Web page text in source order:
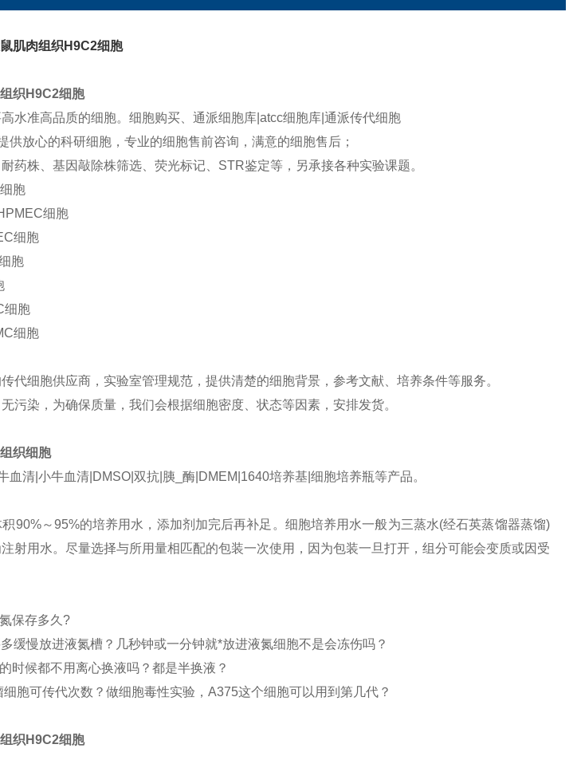
肌肉组织H9C2细胞
织H9C2细胞
水准高品质的细胞。细胞购买、通派细胞库|atcc细胞库|通派传代细胞
供放心的科研细胞，专业的细胞售前咨询，满意的细胞售后；
药株、基因敲除株筛选、荧光标记、STR鉴定等，另承接各种实验课题。
胞
细胞
细胞
胞
细胞
细胞
代细胞供应商，实验室管理规范，提供清楚的细胞背景，参考文献、培养条件等服务。
污染，为确保质量，我们会根据细胞密度、状态等因素，安排发货。
织细胞
血清|小牛血清|DMSO|双抗|胰_酶|DMEM|1640培养基|细胞培养瓶等产品。
90%～95%的培养用水，添加剂加完后再补足。细胞培养用水一般为三蒸水(经石英蒸馏器蒸馏)
射用水。尽量选择与所用量相匹配的包装一次使用，因为包装一旦打开，组分可能会变质或因受
保存多久?
缓慢放进液氮槽？几秒钟或一分钟就*放进液氮细胞不是会冻伤吗？
时候都不用离心换液吗？都是半换液？
胞可传代次数？做细胞毒性实验，A375这个细胞可以用到第几代？
织H9C2细胞